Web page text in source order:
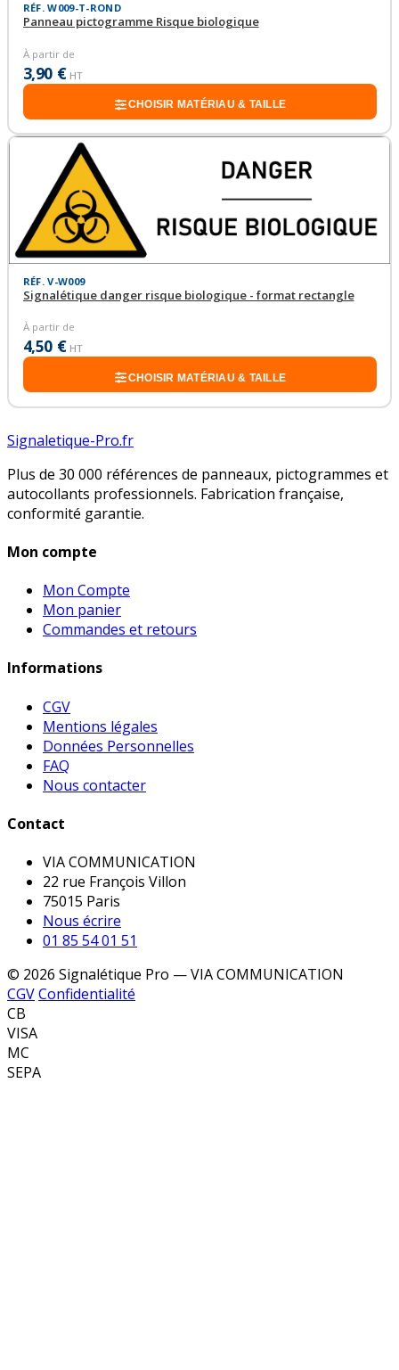
RÉF. W009-T-ROND
Panneau pictogramme Risque biologique
À partir de
3,90 € HT
CHOISIR MATÉRIAU & TAILLE
RÉF. V-W009
Signalétique danger risque biologique - format rectangle
À partir de
4,50 € HT
CHOISIR MATÉRIAU & TAILLE
Signaletique-Pro.fr
Plus de 30 000 références de panneaux, pictogrammes et
autocollants professionnels. Fabrication française,
conformité garantie.
Mon compte
Mon Compte
Mon panier
Commandes et retours
Informations
CGV
Mentions légales
Données Personnelles
FAQ
Nous contacter
Contact
VIA COMMUNICATION
22 rue François Villon
75015 Paris
Nous écrire
01 85 54 01 51
© 2026 Signalétique Pro — VIA COMMUNICATION
CGVConfidentialité
CB
VISA
MC
SEPA